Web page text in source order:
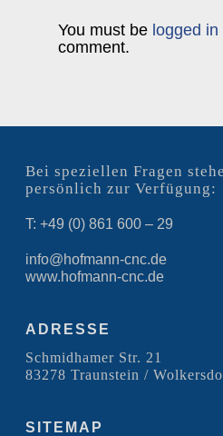
You must be logged in
comment.
Bei speziellen Fragen
persönlich zur Verfügung:
T: +49 (0) 861 600 – 29
info@hofmann-cnc.de
www.hofmann-cnc.de
ADRESSE
Schmidhamer Str. 21
83278 Traunstein /
SITEMAP